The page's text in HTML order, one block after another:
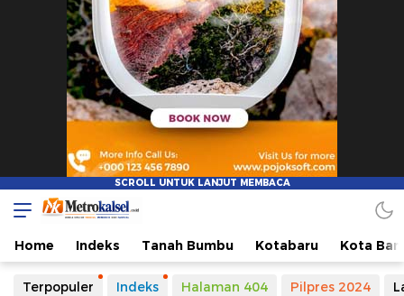
Metro Kalsel
Media Online Terkini, Faktual dan Mendidik
Home Indeks Tanah Bumbu Kotabaru Kota
Terpopuler Indeks Halaman 404 Pilpres 2024